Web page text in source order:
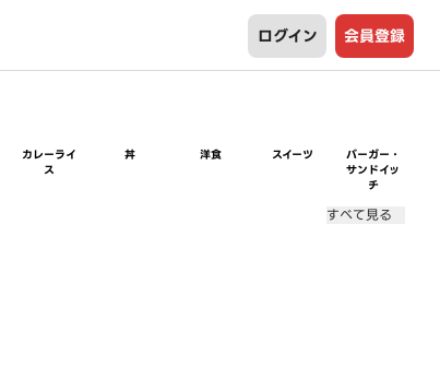
ログイン 会員登録
カレーライ
ス
丼 洋食 スイーツ
バーガー・
サンドイッ
チ
すべて見る